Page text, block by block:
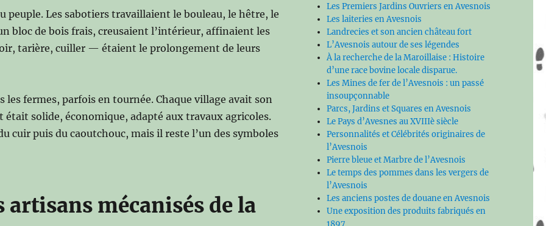
peuple. Les sabotiers travaillaient le bouleau, le hêtre, le
bloc de bois frais, creusaient l’intérieur, affinaient les
tarière, cuiller — étaient le prolongement de leurs
fermes, parfois en tournée. Chaque village avait son
était solide, économique, adapté aux travaux agricoles.
cuir puis du caoutchouc, mais il reste l’un des symboles
mécanisés de la
Les Premiers Jardins Ouvriers en Avesnois
Les laiteries en Avesnois
Landrecies et son ancien château fort
L’Avesnois autour de ses légendes
À la recherche de la Maroillaise : Histoire
d’une race bovine locale disparue.
Les Mines de fer de l’Avesnois : un passé
insoupçonnable
Parcs, Jardins et Squares en Avesnois
Le Pays d’Avesnes au XVIIIè siècle
Personnalités et Célébrités originaires de
l’Avesnois
Pierre bleue et Marbre de l’Avesnois
Le temps des pommes dans les vergers de
l’Avesnois
Les anciens postes de douane en Avesnois
Une exposition des produits fabriqués en
1897